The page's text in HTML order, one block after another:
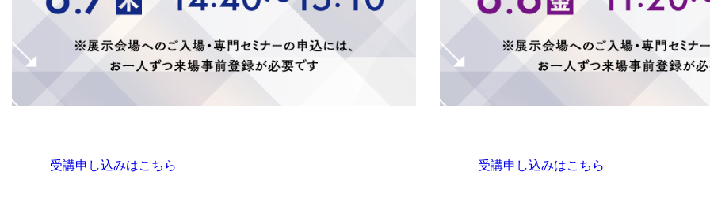
受講申し込みはこちら 受講申し込みはこちら